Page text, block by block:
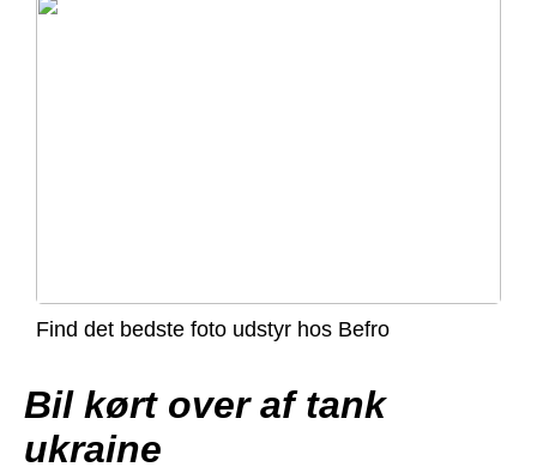
Find det bedste foto udstyr hos Befro
Bil kørt over af tank
ukraine